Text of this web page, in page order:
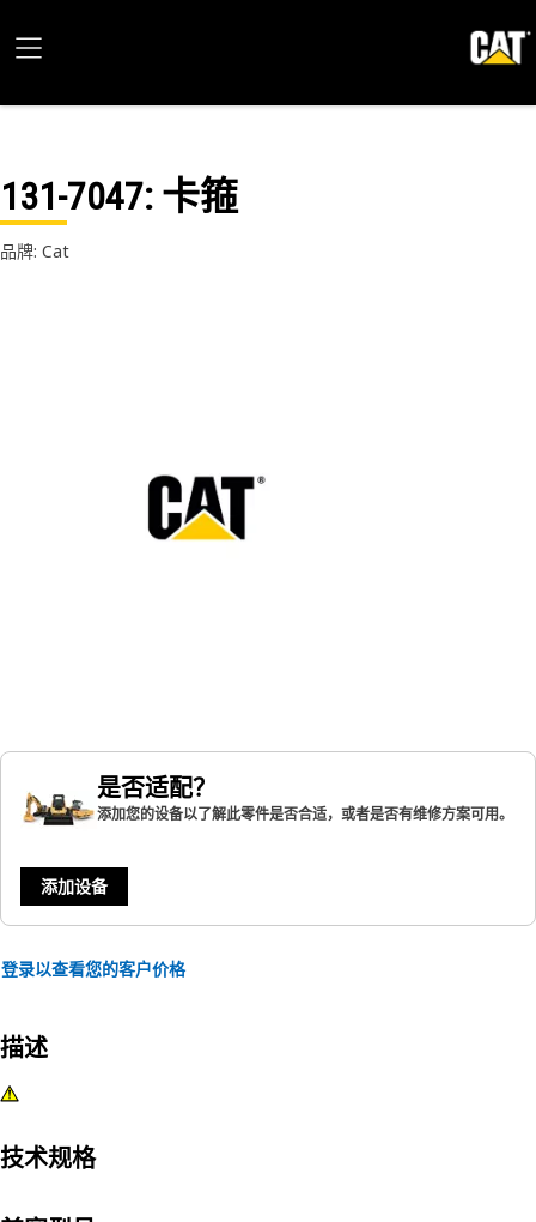
131-7047: 卡箍
品牌: Cat
是否适配？
添加您的设备以了解此零件是否合适，或者是否有维修方案可用。
添加设备
登录以查看您的客户价格
描述
技术规格